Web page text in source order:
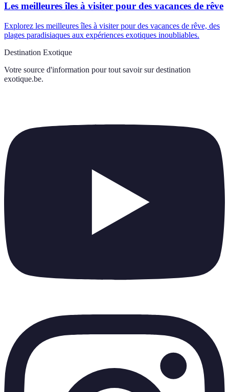
Les meilleures îles à visiter pour des vacances de rêve
Explorez les meilleures îles à visiter pour des vacances de rêve, des
plages paradisiaques aux expériences exotiques inoubliables.
Destination Exotique
Votre source d'information pour tout savoir sur destination
exotique.be.